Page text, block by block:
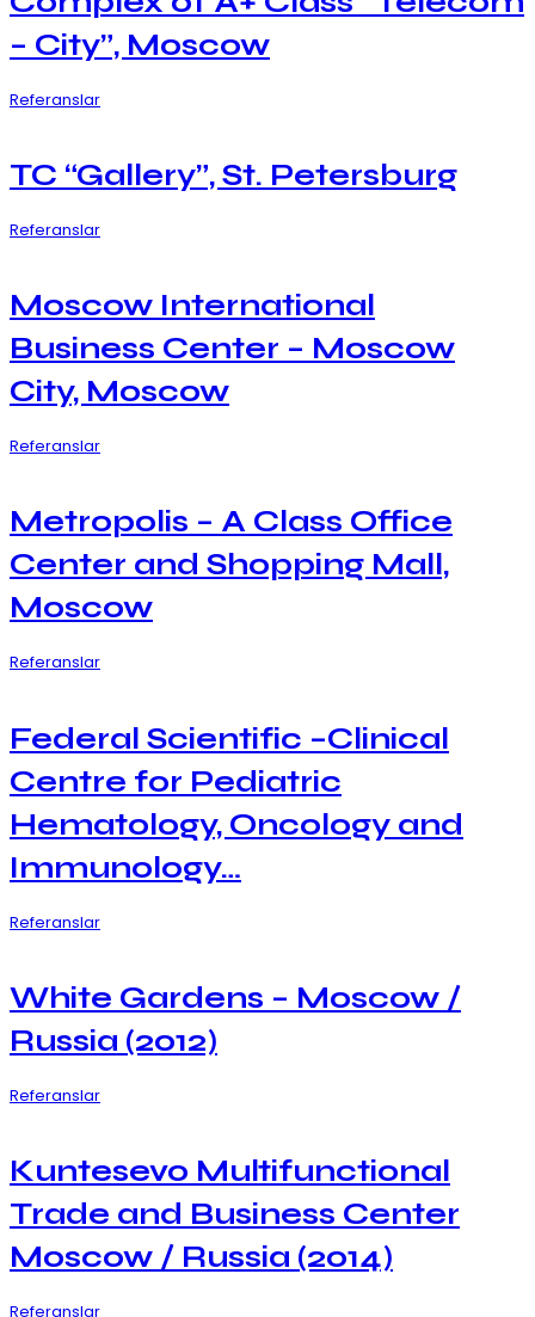
– City”, Moscow
Referanslar
TC “Gallery”, St. Petersburg
Referanslar
Moscow International
Business Center – Moscow
City, Moscow
Referanslar
Metropolis – A Class Office
Center and Shopping Mall,
Moscow
Referanslar
Federal Scientific –Clinical
Centre for Pediatric
Hematology, Oncology and
Immunology…
Referanslar
White Gardens – Moscow /
Russia (2012)
Referanslar
Kuntesevo Multifunctional
Trade and Business Center
Moscow / Russia (2014)
Referanslar